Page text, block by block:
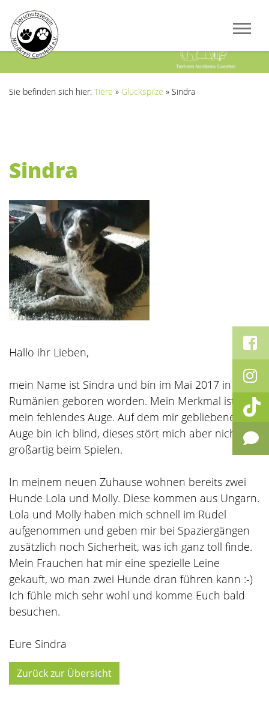
Sie befinden sich hier: Tiere » Glückspilze » Sindra
Sindra
Hallo ihr Lieben,
mein Name ist Sindra und bin im Mai 2017 in
Rumänien geboren worden. Mein Merkmal ist
mein fehlendes Auge. Auf dem mir gebliebenen
Auge bin ich blind, dieses stört mich aber nicht
großartig beim Spielen.
In meinem neuen Zuhause wohnen bereits zwei
Hunde Lola und Molly. Diese kommen aus Ungarn.
Lola und Molly haben mich schnell im Rudel
aufgenommen und geben mir bei Spaziergängen
zusätzlich noch Sicherheit, was ich ganz toll finde.
Mein Frauchen hat mir eine spezielle Leine
gekauft, wo man zwei Hunde dran führen kann :-)
Ich fühle mich sehr wohl und komme Euch bald
besuchen.
Eure Sindra
Zurück zur Übersicht